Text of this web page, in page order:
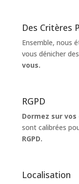
Des Critères
Ensemble, nous
vous dénicher
vous.
RGPD
Dormez sur
sont calibrées
RGPD.
Localisation